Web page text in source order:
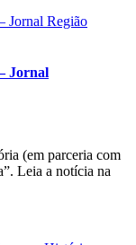
Jornal
(em parceria com
Leia a notícia na